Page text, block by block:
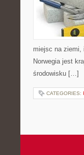
miejsc na ziemi,
Norwegia jest
środowisku […]
CATEGORIES: